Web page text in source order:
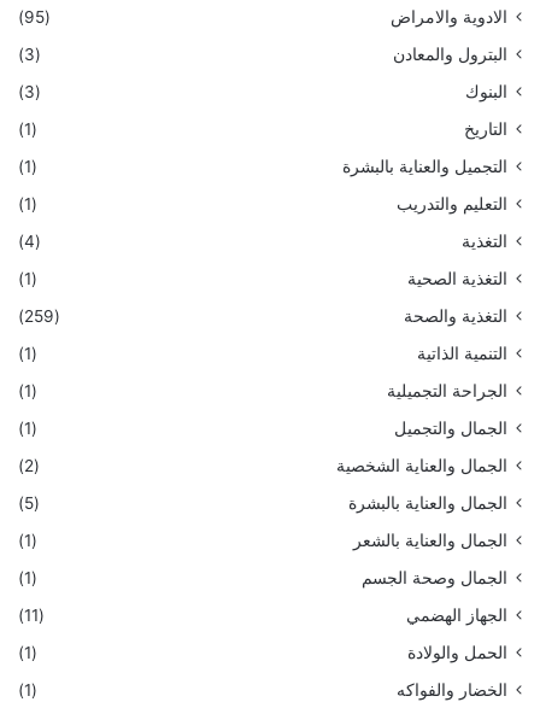
الادوية والامراض
(95)
البترول والمعادن
(3)
البنوك
(3)
التاريخ
(1)
التجميل والعناية بالبشرة
(1)
التعليم والتدريب
(1)
التغذية
(4)
التغذية الصحية
(1)
التغذية والصحة
(259)
التنمية الذاتية
(1)
الجراحة التجميلية
(1)
الجمال والتجميل
(1)
الجمال والعناية الشخصية
(2)
الجمال والعناية بالبشرة
(5)
الجمال والعناية بالشعر
(1)
الجمال وصحة الجسم
(1)
الجهاز الهضمي
(11)
الحمل والولادة
(1)
الخضار والفواكه
(1)